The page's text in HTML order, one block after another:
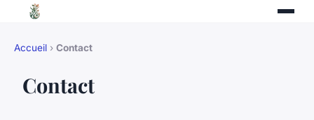
Accueil › Contact
Contact